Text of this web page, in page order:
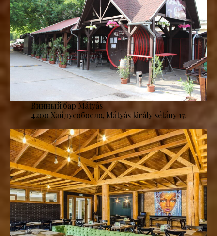
Винный бар Mátyás
4200 Хайдусобосло, Mátyás király sétány 17.